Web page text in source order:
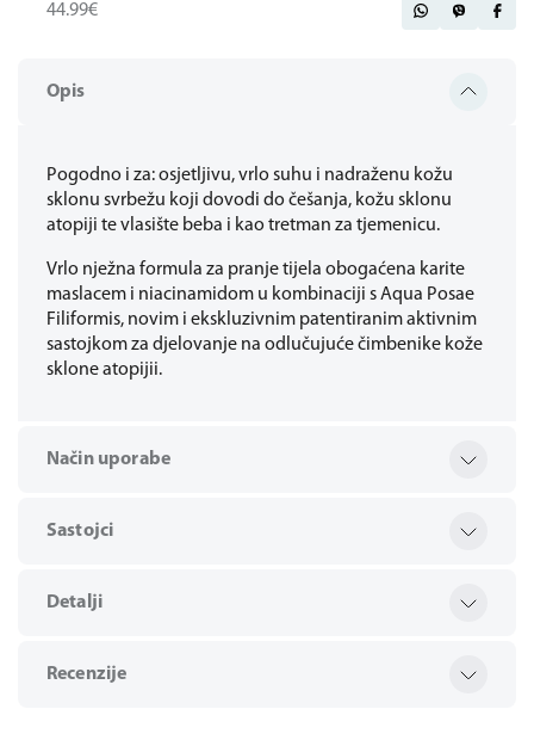
Opis
Pogodno i za: osjetljivu, vrlo suhu i nadraženu kožu
sklonu svrbežu koji dovodi do češanja, kožu sklonu
atopiji te vlasište beba i kao tretman za tjemenicu.
Vrlo nježna formula za pranje tijela obogaćena karite
maslacem i niacinamidom u kombinaciji s Aqua Posae
Filiformis, novim i ekskluzivnim patentiranim aktivnim
sastojkom za djelovanje na odlučujuće čimbenike kože
sklone atopijii.
Način uporabe
Sastojci
Detalji
Recenzije
44.99€